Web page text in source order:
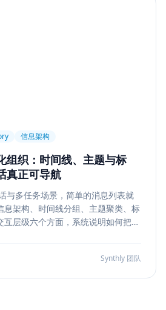
信息架构
组织：时间线、主题与标
真正可导航
与多任务场景，简单的消息列表就
息架构、时间线分组、主题聚类、标
层级六个方面，系统说明如何把聊
Synthly 团队